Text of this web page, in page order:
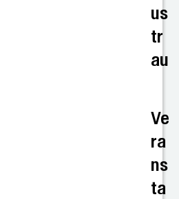
us
tr
au
Ve
ra
ns
ta